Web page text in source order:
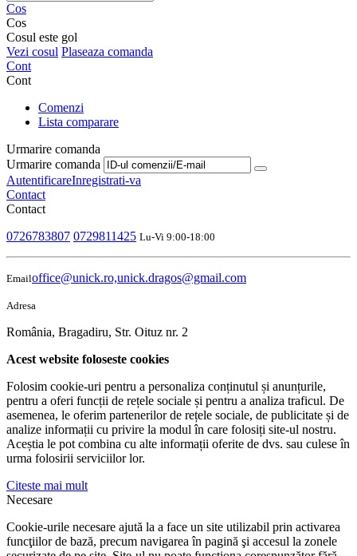
Cos
Cos
Cosul este gol
Vezi cosul Plaseaza comanda
Cont
Cont
Comenzi
Lista comparare
Urmarire comanda
Urmarire comanda
AutentificareInregistrati-va
Contact
Contact
0726783807 0729811425 Lu-Vi 9:00-18:00
Emailoffice@unick.ro,unick.dragos@gmail.com
Adresa
România, Bragadiru, Str. Oituz nr. 2
Acest website foloseste cookies
Folosim cookie-uri pentru a personaliza conținutul și anunțurile,
pentru a oferi funcții de rețele sociale și pentru a analiza traficul. De
asemenea, le oferim partenerilor de rețele sociale, de publicitate și de
analize informații cu privire la modul în care folosiți site-ul nostru.
Aceștia le pot combina cu alte informații oferite de dvs. sau culese în
urma folosirii serviciilor lor.
Citeste mai mult
Necesare
Cookie-urile necesare ajută la a face un site utilizabil prin activarea
funcţiilor de bază, precum navigarea în pagină şi accesul la zonele